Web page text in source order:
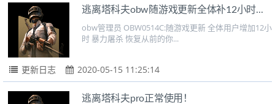
逃离塔科夫obw随游戏更新全体补12小时...
obw管理员 OBW0514C:随游戏更新 全体用户增加12小
时 暴力屠杀 恢复从前的你...
更新日志 2020-05-15 11:25:14
逃离塔科夫pro正常使用！